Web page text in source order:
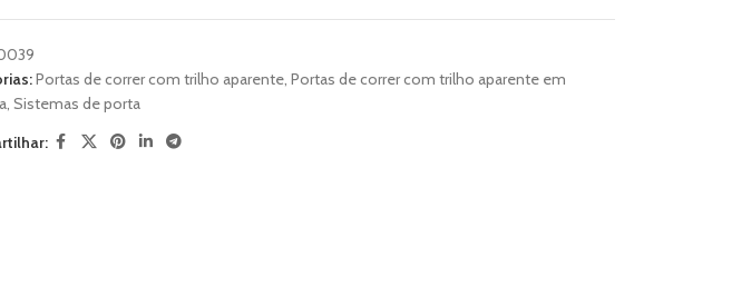
Portas de correr com trilho aparente, Portas de correr com trilho aparente em
, Sistemas de porta